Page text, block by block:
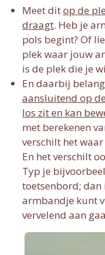
Meet ditop de
draagt. Heb je
pols begint? Of
plek waar jouw
is de plek die je
En daarbij
aansluitend op
los zit en kan
met berekenen
verschilt het
En het verschilt
Typ je
toetsenbord; dan
armbandje kunt
vervelend aan